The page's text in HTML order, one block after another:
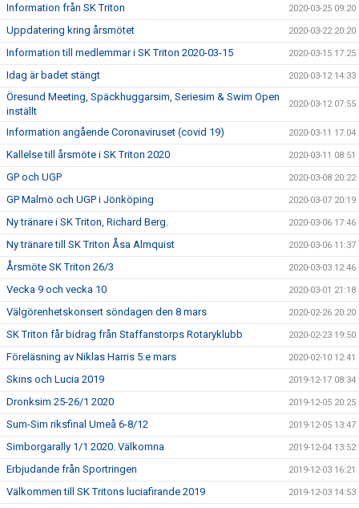
Information från SK Triton 2020-03-25 09:20
Uppdatering kring årsmötet 2020-03-22 20:20
Information till medlemmar i SK Triton 2020-03-15 2020-03-15 17:25
Idag är badet stängt 2020-03-12 14:33
Öresund Meeting, Späckhuggarsim, Seriesim & Swim Open
inställt
2020-03-12 07:55
Information angående Coronaviruset (covid 19) 2020-03-11 17:04
Kallelse till årsmöte i SK Triton 2020 2020-03-11 08:51
GP och UGP 2020-03-08 20:22
GP Malmö och UGP i Jönköping 2020-03-07 20:19
Ny tränare i SK Triton, Richard Berg. 2020-03-06 17:46
Ny tränare till SK Triton Åsa Almquist 2020-03-06 11:37
Årsmöte SK Triton 26/3 2020-03-03 12:46
Vecka 9 och vecka 10 2020-03-01 21:18
Välgörenhetskonsert söndagen den 8 mars 2020-02-26 20:20
SK Triton får bidrag från Staffanstorps Rotaryklubb 2020-02-23 19:50
Föreläsning av Niklas Harris 5:e mars 2020-02-10 12:41
Skins och Lucia 2019 2019-12-17 08:34
Dronksim 25-26/1 2020 2019-12-05 20:25
Sum-Sim riksfinal Umeå 6-8/12 2019-12-05 13:47
Simborgarally 1/1 2020. Välkomna 2019-12-04 13:52
Erbjudande från Sportringen 2019-12-03 16:21
Välkommen till SK Tritons luciafirande 2019 2019-12-03 14:53